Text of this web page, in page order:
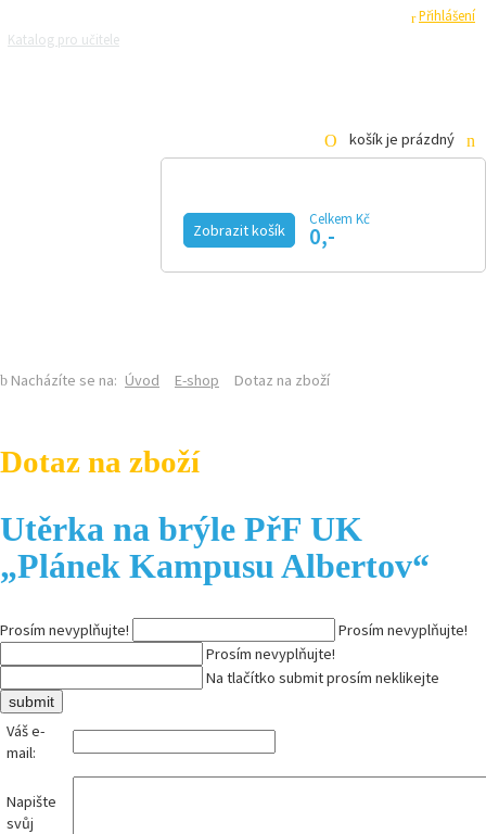
Přihlášení
Katalog pro učitele
košík je prázdný
Zobrazit košík
Celkem Kč
0,-
Nacházíte se na: Úvod E-shop Dotaz na zboží
Dotaz na zboží
Utěrka na brýle PřF UK
„Plánek Kampusu Albertov“
Prosím nevyplňujte!
Prosím nevyplňujte!
Prosím nevyplňujte!
Na tlačítko submit prosím neklikejte
Váš e-
mail:
Napište
svůj